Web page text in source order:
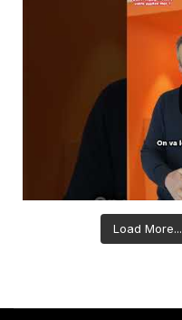
Load More...